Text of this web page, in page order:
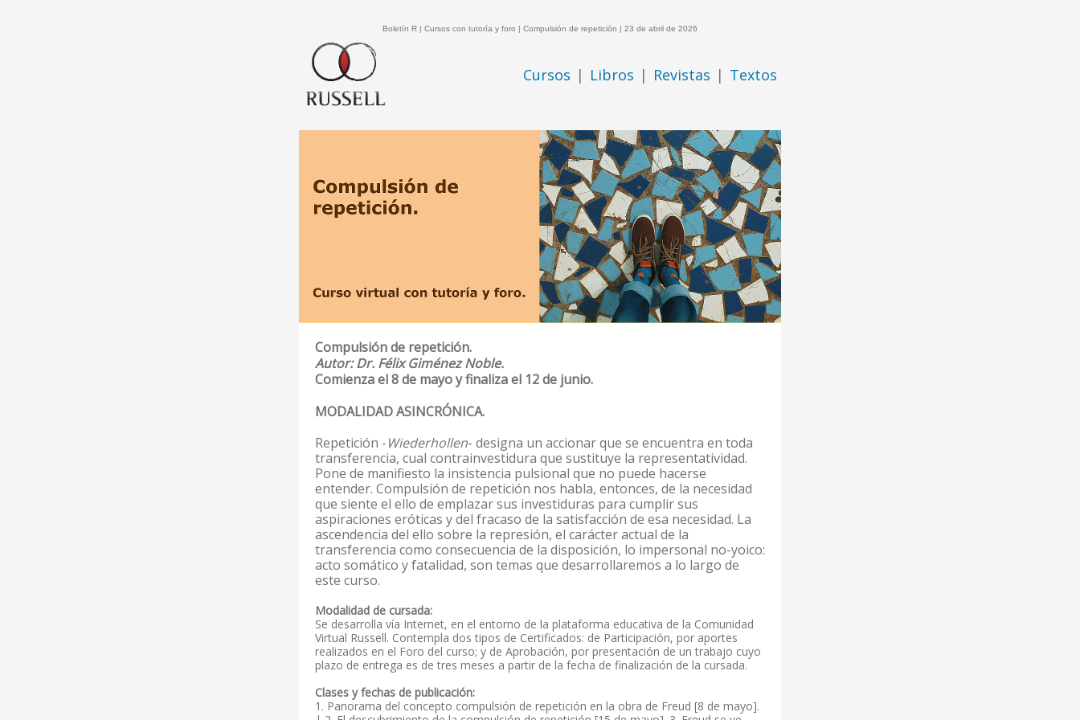
Boletín R | Cursos con tutoría y foro | Compulsión de repetición | 23 de abril de 2026
Cursos | Libros | Revistas | Textos
Compulsión de repetición.
Autor: Dr. Félix Giménez Noble.
Comienza el 8 de mayo y finaliza el 12 de junio.
MODALIDAD ASINCRÓNICA.
Repetición -Wiederhollen- designa un accionar que se encuentra en toda
transferencia, cual contrainvestidura que sustituye la representatividad.
Pone de manifiesto la insistencia pulsional que no puede hacerse
entender. Compulsión de repetición nos habla, entonces, de la necesidad
que siente el ello de emplazar sus investiduras para cumplir sus
aspiraciones eróticas y del fracaso de la satisfacción de esa necesidad. La
ascendencia del ello sobre la represión, el carácter actual de la
transferencia como consecuencia de la disposición, lo impersonal no-yoico:
acto somático y fatalidad, son temas que desarrollaremos a lo largo de
este curso.
Modalidad de cursada:
Se desarrolla vía Internet, en el entorno de la plataforma educativa de la Comunidad
Virtual Russell. Contempla dos tipos de Certificados: de Participación, por aportes
realizados en el Foro del curso; y de Aprobación, por presentación de un trabajo cuyo
plazo de entrega es de tres meses a partir de la fecha de finalización de la cursada.
Clases y fechas de publicación:
1. Panorama del concepto compulsión de repetición en la obra de Freud [8 de mayo].